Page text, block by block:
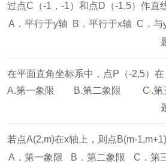
过点C（-1，-1）和点D（-1,5）作直
A．平行于y轴
B．平行于x轴 C．与
在平面直角坐标系中，点P（-2,5）
A.第一象限 B.第二象限 C .
若点A(2,m)在x轴上，则点B(m-
A．第一象限
B．第二象限 C．第